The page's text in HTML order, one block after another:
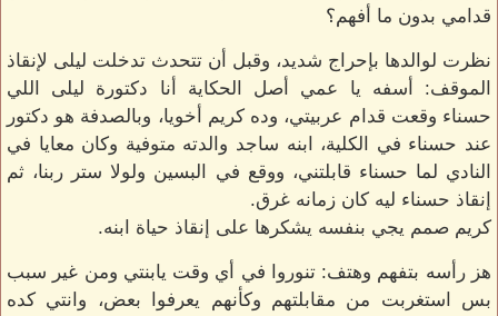
قدامي بدون ما أفهم؟
نظرت لوالدها بإحراج شديد، وقبل أن تتحدث تدخلت ليلى لإنقاذ
الموقف: أسفه يا عمي أصل الحكاية أنا دكتورة ليلى اللي
حسناء وقعت قدام عربيتي، وده كريم أخويا، وبالصدفة هو دكتور
عند حسناء في الكلية، ابنه ساجد والدته متوفية وكان معايا في
النادي لما حسناء قابلتني، ووقع في البسين ولولا ستر ربنا، ثم
إنقاذ حسناء ليه كان زمانه غرق.
كريم صمم يجي بنفسه يشكرها على إنقاذ حياة ابنه.
هز رأسه بتفهم وهتف: تنوروا في أي وقت يابنتي ومن غير سبب
بس استغربت من مقابلتهم وكأنهم يعرفوا بعض، وانتي كده